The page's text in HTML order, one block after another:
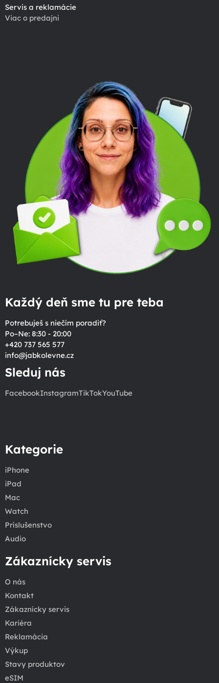
Servis a reklamácie
Viac o predajni
Každý deň sme tu pre teba
Potrebuješ s niečím poradiť?
Po–Ne: 8:30 - 20:00
+420 737 565 577
info@jabkolevne.cz
Sleduj nás
FacebookInstagramTikTokYouTube
Kategorie
iPhone
iPad
Mac
Watch
Príslušenstvo
Audio
Zákaznícky servis
O nás
Kontakt
Zákaznícky servis
Kariéra
Reklamácia
Výkup
Stavy produktov
eSIM